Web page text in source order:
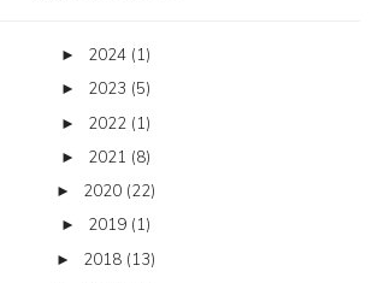
► 2024 (1)
► 2023 (5)
► 2022 (1)
► 2021 (8)
► 2020 (22)
► 2019 (1)
► 2018 (13)